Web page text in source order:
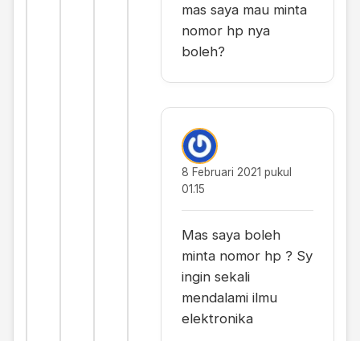
mas saya mau minta
nomor hp nya
boleh?
8 Februari 2021 pukul
01.15
Mas saya boleh
minta nomor hp ? Sy
ingin sekali
mendalami ilmu
elektronika